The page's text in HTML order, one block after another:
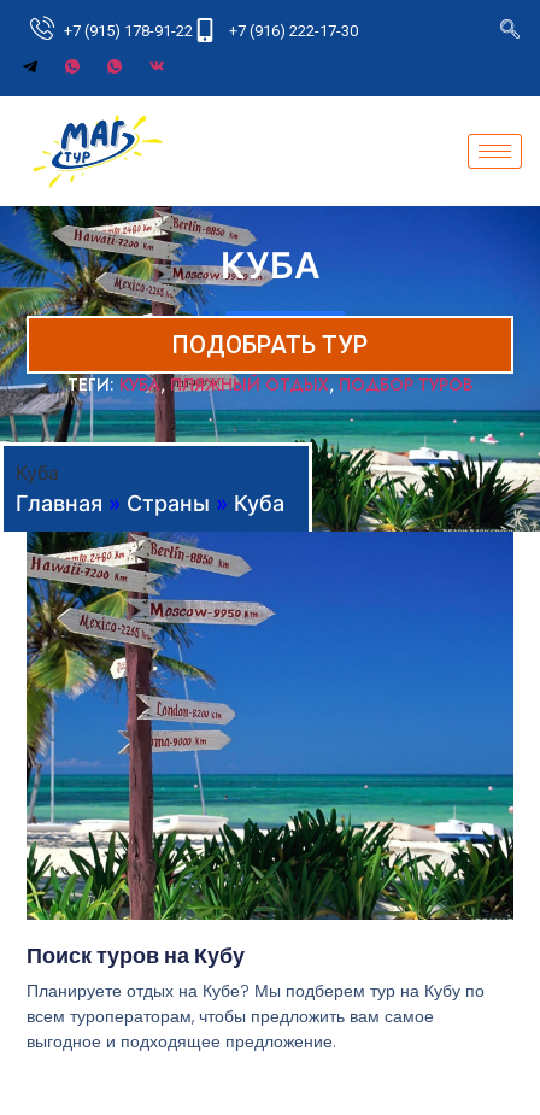
+7 (915) 178-91-22 +7 (916) 222-17-30
КУБА
ПОДОБРАТЬ ТУР
ТЕГИ: КУБА, ПЛЯЖНЫЙ ОТДЫХ, ПОДБОР ТУРОВ
Куба
Главная » Страны » Куба
Поиск туров на Кубу
Планируете отдых на Кубе? Мы подберем тур на Кубу по
всем туроператорам, чтобы предложить вам самое
выгодное и подходящее предложение.